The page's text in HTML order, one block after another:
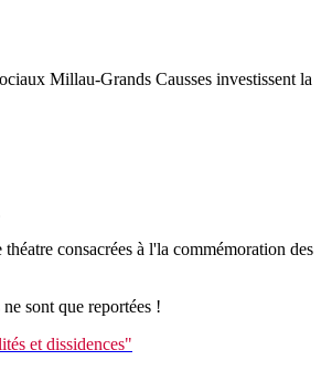
Millau-Grands Causses investissent la
consacrées à l'la commémoration des
sont que reportées !
et dissidences"